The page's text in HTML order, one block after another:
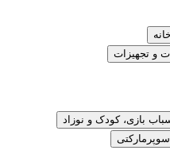
تجهیزات
بازی، کودک و نوزاد